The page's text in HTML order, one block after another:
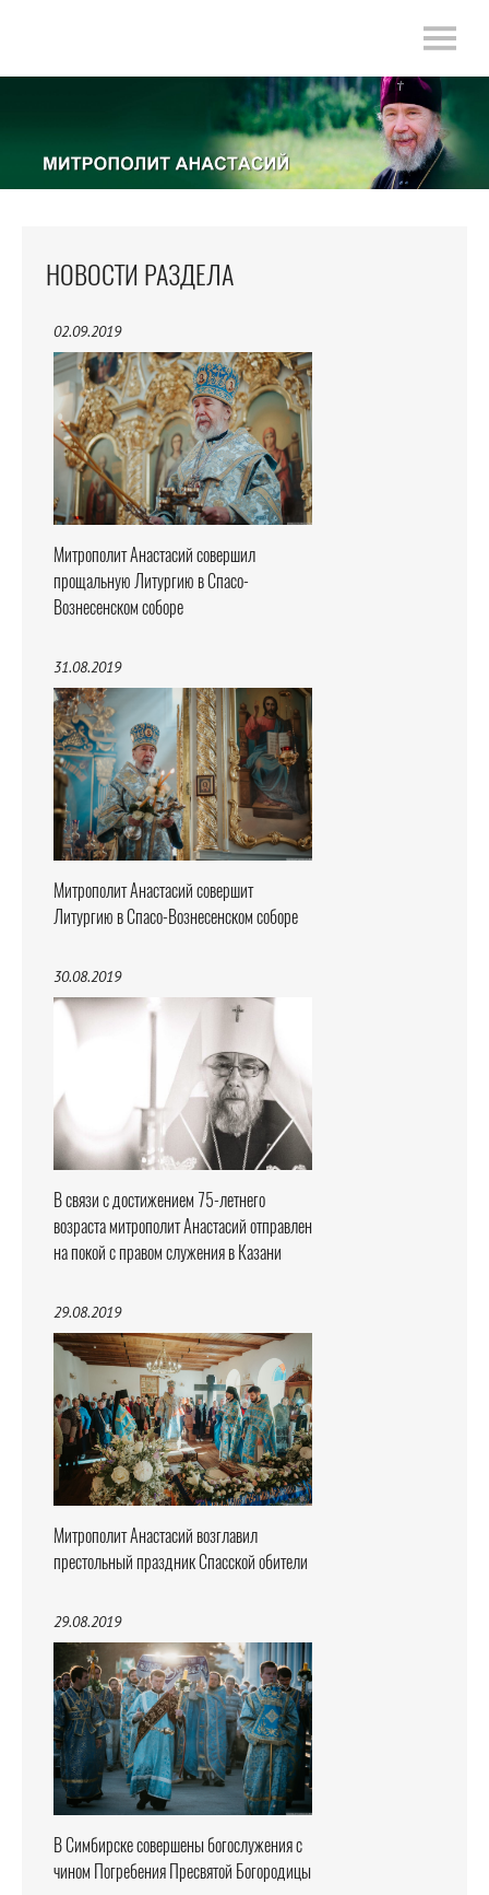
НОВОСТИ РАЗДЕЛА
02.09.2019
Митрополит Анастасий совершил
прощальную Литургию в Спасо-
Вознесенском соборе
31.08.2019
Митрополит Анастасий совершит
Литургию в Спасо-Вознесенском соборе
30.08.2019
В связи с достижением 75-летнего
возраста митрополит Анастасий отправлен
на покой с правом служения в Казани
29.08.2019
Митрополит Анастасий возглавил
престольный праздник Спасской обители
29.08.2019
В Симбирске совершены богослужения с
чином Погребения Пресвятой Богородицы